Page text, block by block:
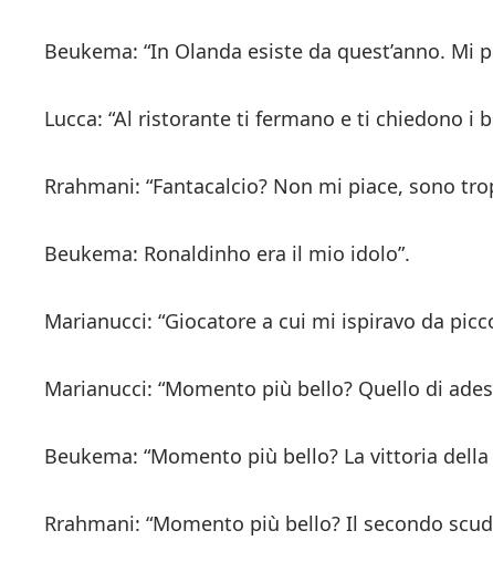
Beukema: “In Olanda esiste da quest’anno. Mi
Lucca: “Al ristorante ti fermano e ti chiedono i
Rrahmani: “Fantacalcio? Non mi piace, sono
Beukema: Ronaldinho era il mio idolo”.
Marianucci: “Giocatore a cui mi ispiravo da
Marianucci: “Momento più bello? Quello di
Beukema: “Momento più bello? La vittoria della
Rrahmani: “Momento più bello? Il secondo